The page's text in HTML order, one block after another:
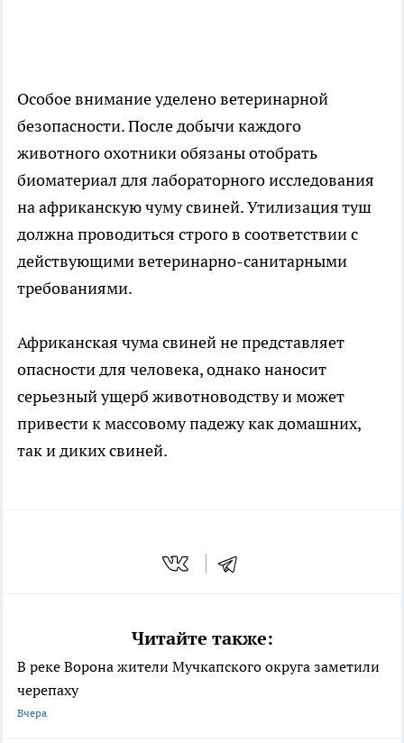
Особое внимание уделено ветеринарной
безопасности. После добычи каждого
животного охотники обязаны отобрать
биоматериал для лабораторного исследования
на африканскую чуму свиней. Утилизация туш
должна проводиться строго в соответствии с
действующими ветеринарно-санитарными
требованиями.
Африканская чума свиней не представляет
опасности для человека, однако наносит
серьезный ущерб животноводству и может
привести к массовому падежу как домашних,
так и диких свиней.
Читайте также:
В реке Ворона жители Мучкапского округа заметили
черепаху
Вчера